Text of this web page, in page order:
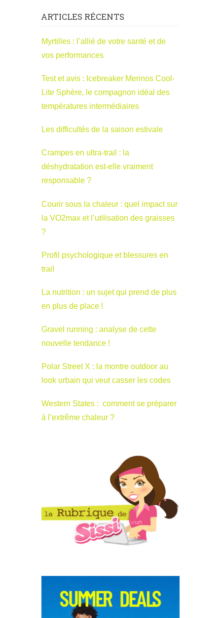
ARTICLES RÉCENTS
Myrtilles : l’allié de votre santé et de
vos performances
Test et avis : Icebreaker Merinos Cool-
Lite Sphère, le compagnon idéal des
températures intermédiaires
Les difficultés de la saison estivale
Crampes en ultra-trail : la
déshydratation est-elle vraiment
responsable ?
Courir sous la chaleur : quel impact sur
la VO2max et l’utilisation des graisses
?
Profil psychologique et blessures en
trail
La nutrition : un sujet qui prend de plus
en plus de place !
Gravel running : analyse de cette
nouvelle tendance !
Polar Street X : la montre outdoor au
look urbain qui veut casser les codes
Western States : comment se préparer
à l’extrême chaleur ?